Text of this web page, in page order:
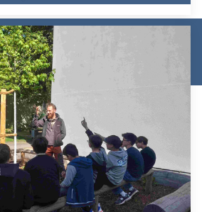
Heilbronn 2026 |
|Login/Logout